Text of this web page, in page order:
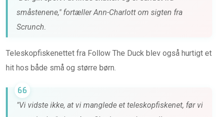
småstenene," fortæller Ann-Charlott om sigten fra
Scrunch.
Teleskopfiskenettet fra Follow The Duck blev også hurtigt et
hit hos både små og større børn.
"Vi vidste ikke, at vi manglede et teleskopfiskenet, før vi